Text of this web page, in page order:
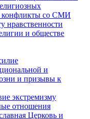
конфликты со СМИ
нравственности
и обществе
и
и призывы к
экстремизму
отношения
Церковь и